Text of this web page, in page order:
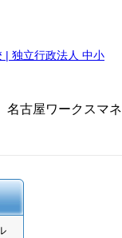
| 独立行政法人 中小
古屋ワークスマネ